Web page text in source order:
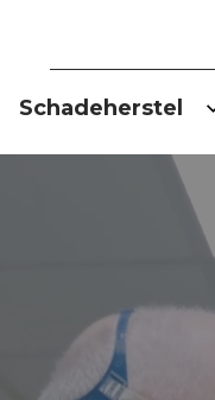
Schadeherstel